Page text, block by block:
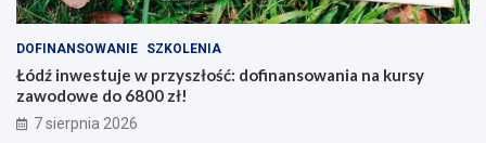
DOFINANSOWANIE SZKOLENIA
Łódź inwestuje w przyszłość: dofinansowania na kursy
zawodowe do 6800 zł!
7 sierpnia 2026